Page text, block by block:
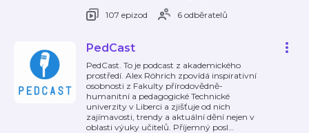
107 epizod
6 odběratelů
PedCast
PedCast. To je podcast z akademického
prostředí. Alex Röhrich zpovídá inspirativní
osobnosti z Fakulty přírodovědně-
humanitní a pedagogické Technické
univerzity v Liberci a zjišťuje od nich
zajímavosti, trendy a aktuální dění nejen v
oblasti výuky učitelů. Příjemný posl…